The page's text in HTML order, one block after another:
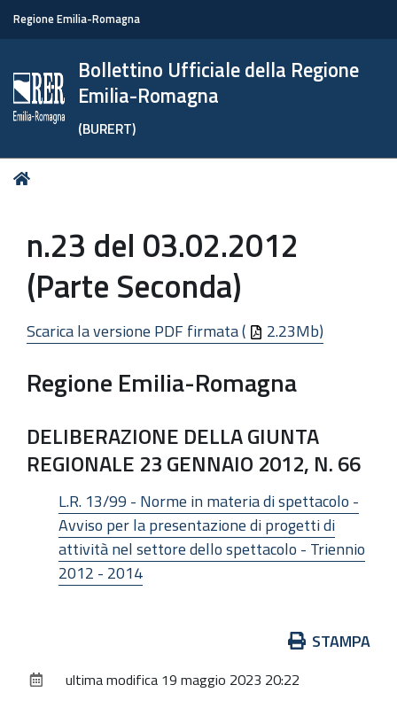
Regione Emilia-Romagna
Bollettino Ufficiale della Regione
Emilia-Romagna
(BURERT)
Tu
n.23 del 03.02.2012
(Parte Seconda)
Scarica la versione PDF firmata ( 2.23Mb)
Regione Emilia-Romagna
DELIBERAZIONE DELLA GIUNTA
REGIONALE 23 GENNAIO 2012, N. 66
L.R. 13/99 - Norme in materia di spettacolo -
Avviso per la presentazione di progetti di
attività nel settore dello spettacolo - Triennio
2012 - 2014
documento
STAMPA
ultima modifica 19 maggio 2023 20:22